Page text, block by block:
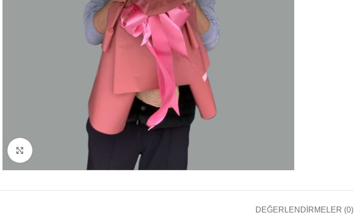
Büyütmek için tıklayın
DEĞERLENDIRMELER (0)